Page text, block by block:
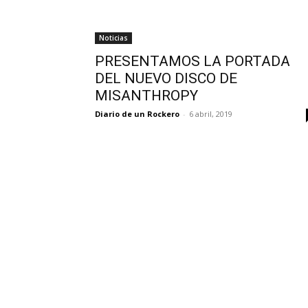
Noticias
PRESENTAMOS LA PORTADA
DEL NUEVO DISCO DE
MISANTHROPY
Diario de un Rockero - 6 abril, 2019